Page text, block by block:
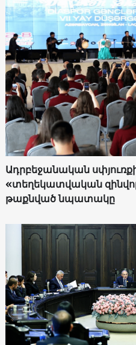
Ադրբեջանական
«տեղեկատվական
թաքնված նպատակը